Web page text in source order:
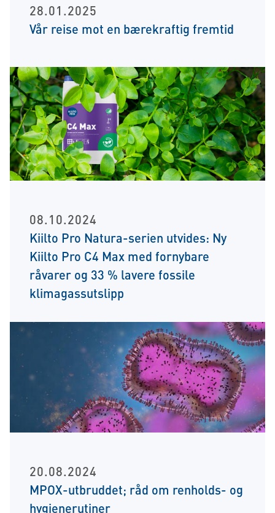
28.01.2025
Vår reise mot en bærekraftig fremtid
08.10.2024
Kiilto Pro Natura-serien utvides: Ny
Kiilto Pro C4 Max med fornybare
råvarer og 33 % lavere fossile
klimagassutslipp
20.08.2024
MPOX-utbruddet; råd om renholds- og
hygienerutiner